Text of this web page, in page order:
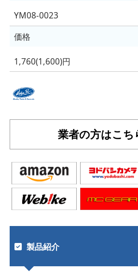
YM08-0023
価格
1,760(1,600)円
業者の方はこち
製品紹介